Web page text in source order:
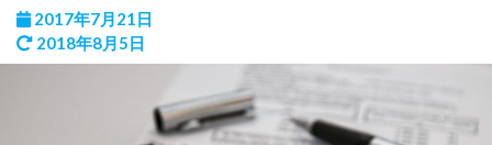
2017年7月21日
2018年8月5日